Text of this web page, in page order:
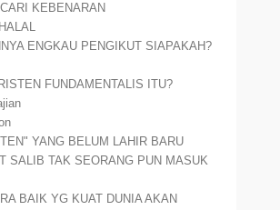
KEBENARAN
ENGKAU PENGIKUT SIAPAKAH?
FUNDAMENTALIS ITU?
YANG BELUM LAHIR BARU
SALIB TAK SEORANG PUN MASUK
BAIK YG KUAT DUNIA AKAN